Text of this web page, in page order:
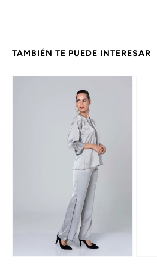
TAMBIÉN TE PUEDE INTERESAR